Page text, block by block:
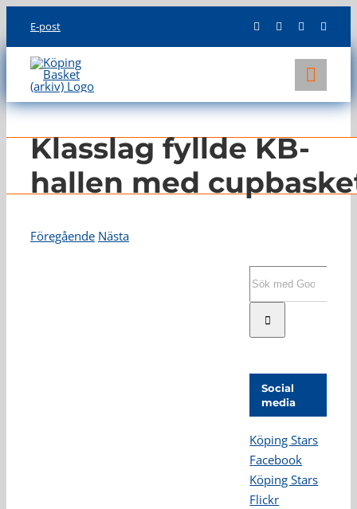
content
E-post
KLUBBEN
LAG
INFO
Klasslag fyllde KB-
hallen med
Föregående Nästa
Social
media
Köping Stars
Facebook
Köping Stars
Flickr